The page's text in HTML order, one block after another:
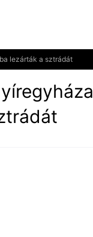
lezárták a sztrádát